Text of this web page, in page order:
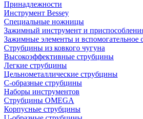
Принадлежности
Инструмент Bessey
Специальные ножницы
Зажимный инструмент и
Зажимные элементы и вспомогательное
Струбцины из ковкого чугуна
Высокоэффективные струбцины
Легкие струбцины
Цельнометаллические струбцины
C-образные струбцины
Наборы инструментов
Струбцины OMEGA
Корпусные струбцины